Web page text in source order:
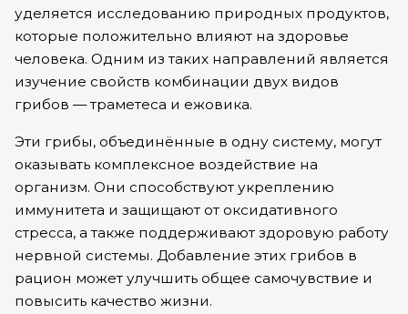
уделяется исследованию природных продуктов,
которые положительно влияют на здоровье
человека. Одним из таких направлений является
изучение свойств комбинации двух видов
грибов —траметеса и ежовика.
Эти грибы, объединённые в одну систему, могут
оказывать комплексное воздействие на
организм. Они способствуют укреплению
иммунитета и защищают от оксидативного
стресса, а также поддерживают здоровую работу
нервной системы. Добавление этих грибов в
рацион может улучшить общее самочувствие и
повысить качество жизни.